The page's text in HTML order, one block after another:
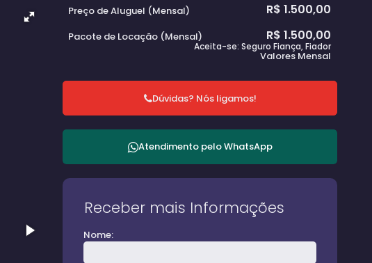
R$ 1.500,00
Preço de Aluguel (Mensal)
Valores Mensal
Aceita-se: Seguro Fiança, Fiador
R$ 1.500,00
Pacote de Locação (Mensal)
Dúvidas? Nós ligamos!
Atendimento peloWhatsApp
Receber mais Informações
Nome: